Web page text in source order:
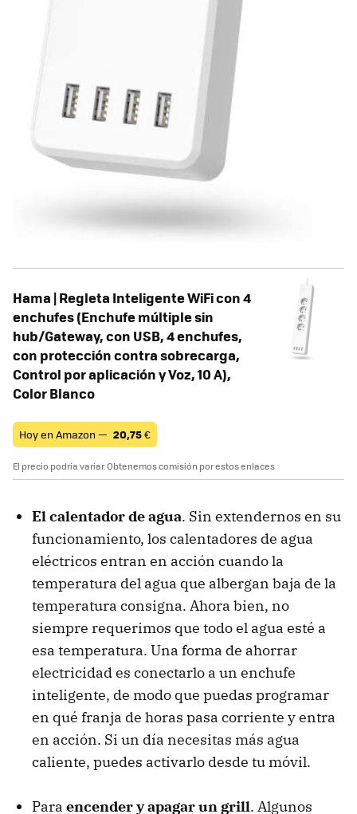
Hama | Regleta Inteligente WiFi con 4
enchufes (Enchufe múltiple sin
hub/Gateway, con USB, 4 enchufes,
con protección contra sobrecarga,
Control por aplicación y Voz, 10 A),
Color Blanco
Hoy en Amazon — 20,75€
El precio podría variar. Obtenemos comisión por estos enlaces
El calentador de agua. Sin extendernos en su
funcionamiento, los calentadores de agua
eléctricos entran en acción cuando la
temperatura del agua que albergan baja de la
temperatura consigna. Ahora bien, no
siempre requerimos que todo el agua esté a
esa temperatura. Una forma de ahorrar
electricidad es conectarlo a un enchufe
inteligente, de modo que puedas programar
en qué franja de horas pasa corriente y entra
en acción. Si un día necesitas más agua
caliente, puedes activarlo desde tu móvil.
Para encender y apagar un grill. Algunos